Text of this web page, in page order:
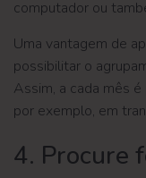
computador ou
Uma vantagem de
possibilitar o
Assim, a cada mês
por exemplo, em
4. Procure